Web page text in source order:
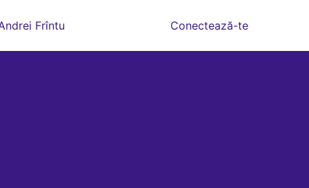
Frîntu Conectează-te